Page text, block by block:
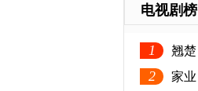
电视剧榜
1 翘楚
2 家业